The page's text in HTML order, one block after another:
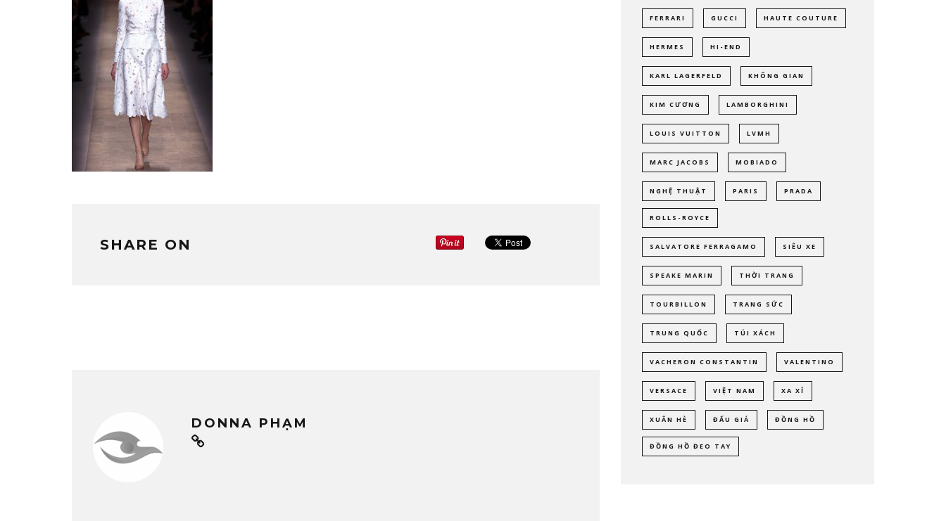
SHARE ON
DONNA PHẠM
FERRARI GUCCI HAUTE COUTURE
HERMES HI-END
KARL LAGERFELD KHÔNG GIAN
KIM CƯƠNG LAMBORGHINI
LOUIS VUITTON LVMH
MARC JACOBS MOBIADO
NGHỆ THUẬT PARIS PRADA
ROLLS-ROYCE
SALVATORE FERRAGAMO SIÊU XE
SPEAKE MARIN THỜI TRANG
TOURBILLON TRANG SỨC
TRUNG QUỐC TÚI XÁCH
VACHERON CONSTANTIN VALENTINO
VERSACE VIỆT NAM XA XỈ
XUÂN HÈ ĐẤU GIÁ ĐỒNG HỒ
ĐỒNG HỒ ĐEO TAY